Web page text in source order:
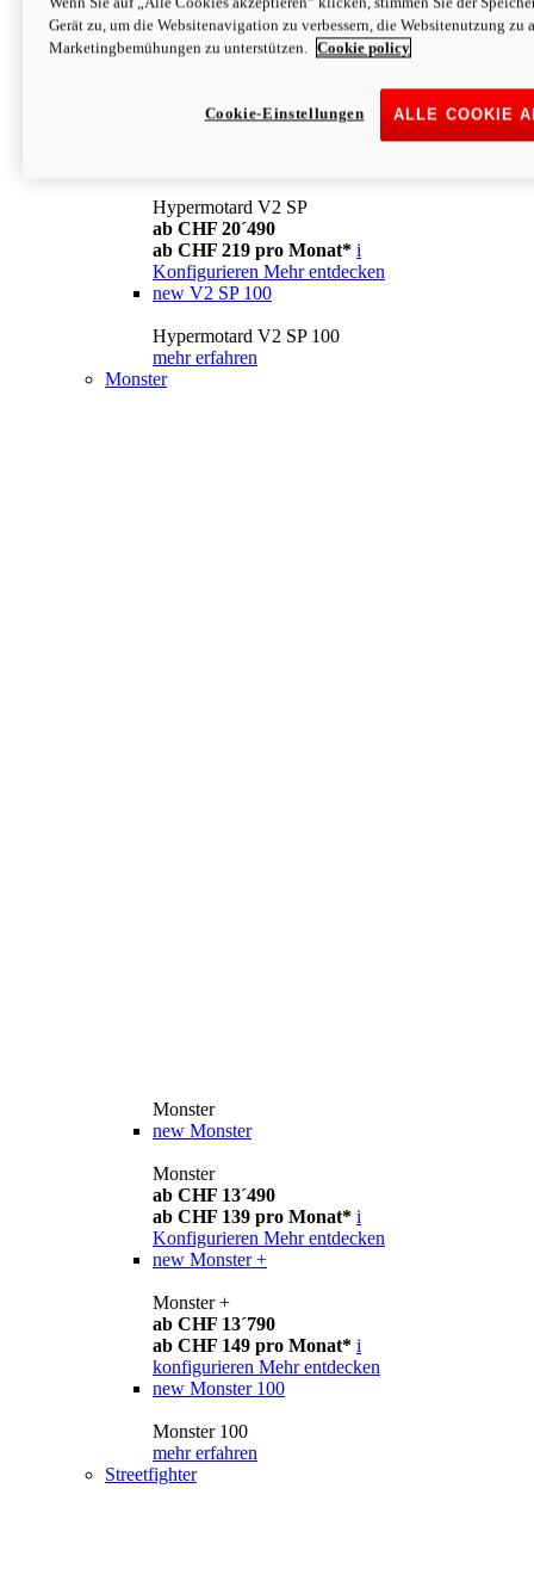
Konfigurieren Mehr entdecken
newV2
ab CHF 169 pro Monat* i
Mehr entdecken
Hypermotard V2 SP
ab CHF 20´490
ab CHF 219 pro Monat* i
Konfigurieren Mehr entdecken
new V2 SP 100
Hypermotard V2 SP 100
mehr erfahren
Monster
Monster
new Monster
Monster
ab CHF 13´490
ab CHF 139 pro Monat* i
Konfigurieren Mehr entdecken
new Monster +
Monster +
ab CHF 13´790
ab CHF 149 pro Monat* i
konfigurieren Mehr entdecken
new Monster 100
Monster 100
mehr erfahren
Streetfighter
Gerät zu, um die Websitenavigation zu verbessern, die Websitenutzung zu
Marketingbemühungen zu unterstützen.
Cookie policy
ALLE COOKIE
Cookie-Einstellungen